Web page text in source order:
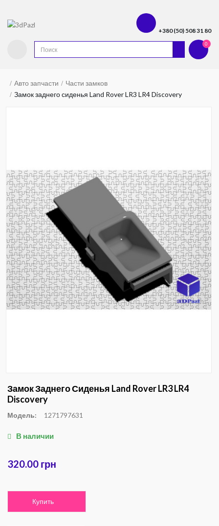
+380 (50) 508 31 80
0
Авто запчасти
Части замков
Замок заднего сиденья Land Rover LR3 LR4 Discovery
Замок Заднего Сиденья Land Rover LR3 LR4
Discovery
Модель: 1271797631
В наличии
320.00 грн
Купить